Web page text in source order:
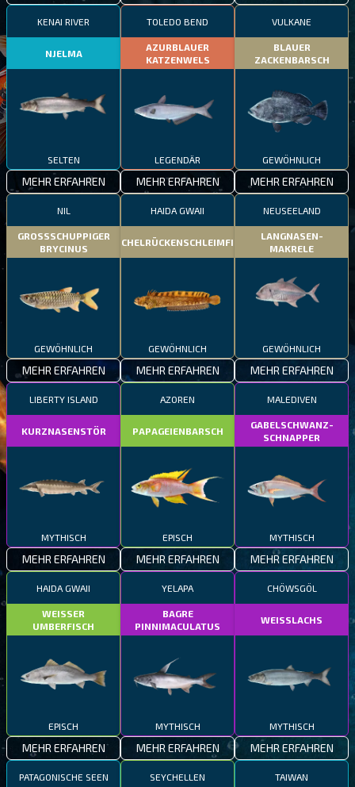
KENAI RIVER
NJELMA
SELTEN
MEHR ERFAHREN
TOLEDO BEND
AZURBLAUER
KATZENWELS
LEGENDÄR
MEHR ERFAHREN
VULKANE
BLAUER
ZACKENBARSCH
GEWÖHNLICH
MEHR ERFAHREN
NIL
GROSSSCHUPPIGER
BRYCINUS
GEWÖHNLICH
MEHR ERFAHREN
HAIDA GWAII
STACHELRÜCKENSCHLEIMFISCH
GEWÖHNLICH
MEHR ERFAHREN
NEUSEELAND
LANGNASEN-
MAKRELE
GEWÖHNLICH
MEHR ERFAHREN
LIBERTY ISLAND
KURZNASENSTÖR
MYTHISCH
MEHR ERFAHREN
AZOREN
PAPAGEIENBARSCH
EPISCH
MEHR ERFAHREN
MALEDIVEN
GABELSCHWANZ-
SCHNAPPER
MYTHISCH
MEHR ERFAHREN
HAIDA GWAII
WEISSER
UMBERFISCH
EPISCH
MEHR ERFAHREN
YELAPA
BAGRE
PINNIMACULATUS
MYTHISCH
MEHR ERFAHREN
CHÖWSGÖL
WEISSLACHS
MYTHISCH
MEHR ERFAHREN
PATAGONISCHE SEEN SEYCHELLEN TAIWAN